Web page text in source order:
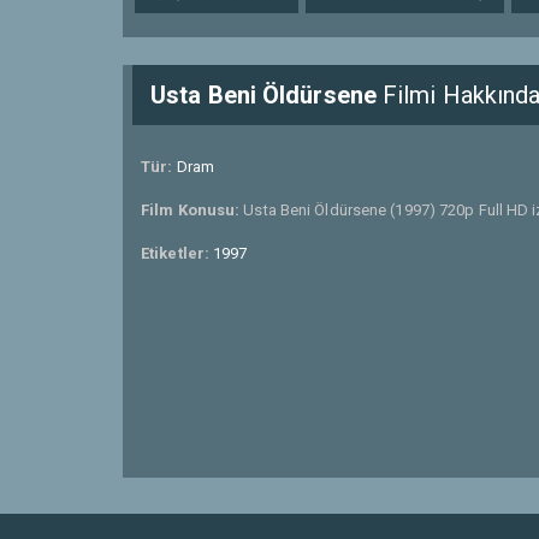
Usta Beni ÖldürseneFilmi Hakkında
Tür: Dram
Film Konusu: Usta Beni Öldürsene (1997) 720p Full HD
Etiketler: 1997